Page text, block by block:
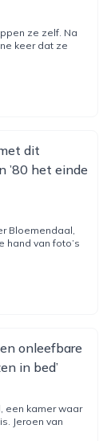
ze zelf. Na
keer dat ze
dit
’80 het einde
Bloemendaal,
hand van foto’s
onleefbare
in bed’
een kamer waar
Jeroen van